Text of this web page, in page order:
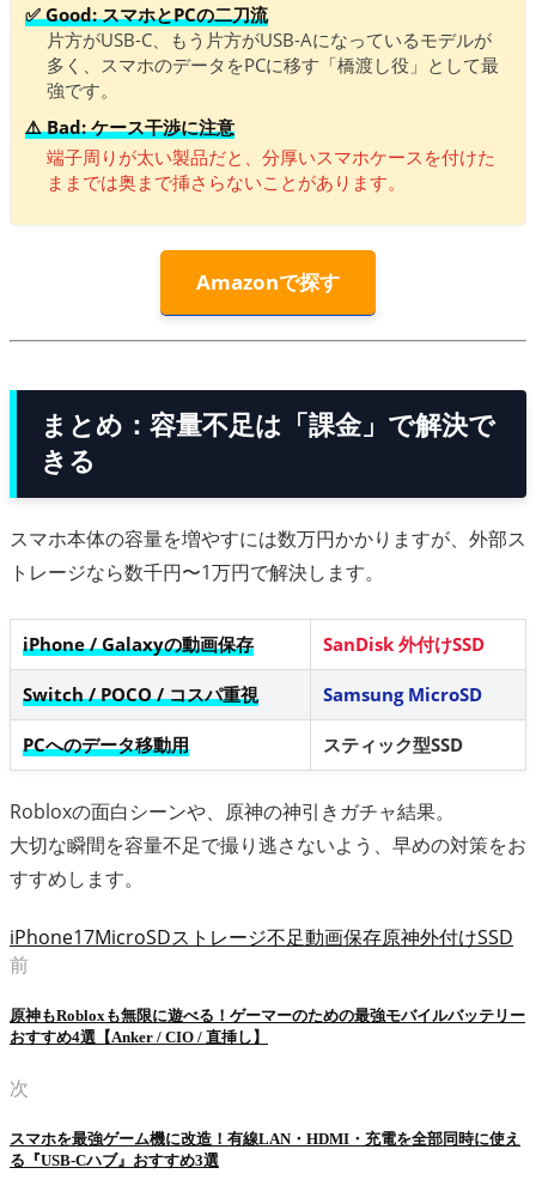
✅ Good: スマホとPCの二刀流
片方がUSB-C、もう片方がUSB-Aになっているモデルが
多く、スマホのデータをPCに移す「橋渡し役」として最
強です。
⚠️ Bad: ケース干渉に注意
端子周りが太い製品だと、分厚いスマホケースを付けた
ままでは奥まで挿さらないことがあります。
Amazonで探す
まとめ：容量不足は「課金」で解決で
きる
スマホ本体の容量を増やすには数万円かかりますが、外部ス
トレージなら数千円〜1万円で解決します。
iPhone / Galaxyの動画保存 SanDisk 外付けSSD
Switch / POCO / コスパ重視 Samsung MicroSD
PCへのデータ移動用 スティック型SSD
Robloxの面白シーンや、原神の神引きガチャ結果。
大切な瞬間を容量不足で撮り逃さないよう、早めの対策をお
すすめします。
iPhone17MicroSDストレージ不足動画保存原神外付けSSD
前
原神もRobloxも無限に遊べる！ゲーマーのための最強モバイルバッテリー
おすすめ4選【Anker / CIO / 直挿し】
次
スマホを最強ゲーム機に改造！有線LAN・HDMI・充電を全部同時に使え
る『USB-Cハブ』おすすめ3選